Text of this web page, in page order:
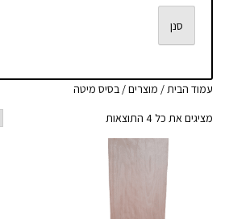
סנן
עמוד הבית/ מוצרים/ בסיס מיטה
מציגים את כל ⁦4⁩ התוצאות